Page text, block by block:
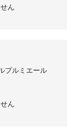
ん
プルミエール
ん